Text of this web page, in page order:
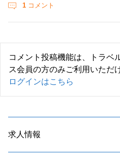
1 コメント
コメント投稿機能は、トラベ
ス会員の方のみご利用いただ
ログインはこちら
求人情報